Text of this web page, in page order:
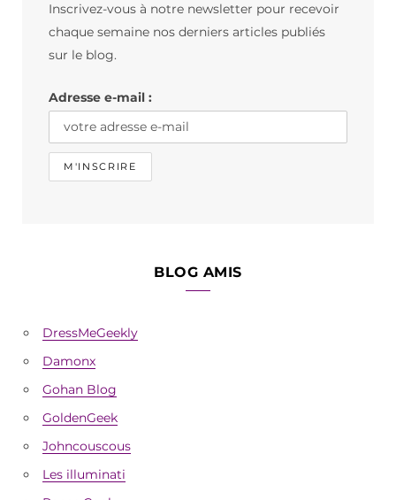
m
Inscrivez-vous à notre newsletter pour recevoir
chaque semaine nos derniers articles publiés
sur le blog.
Adresse e-mail :
BLOG AMIS
DressMeGeekly
Damonx
Gohan Blog
GoldenGeek
Johncouscous
Les illuminati